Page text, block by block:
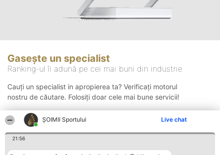
ȘOIMII Sportului Live chat
21:56
Gasește un specialist
Ranking-ul îi adună pe cei mai buni din industrie
Cauți un specialist in apropierea ta? Verificați motorul
nostru de căutare. Folosiți doar cele mai bune servicii!